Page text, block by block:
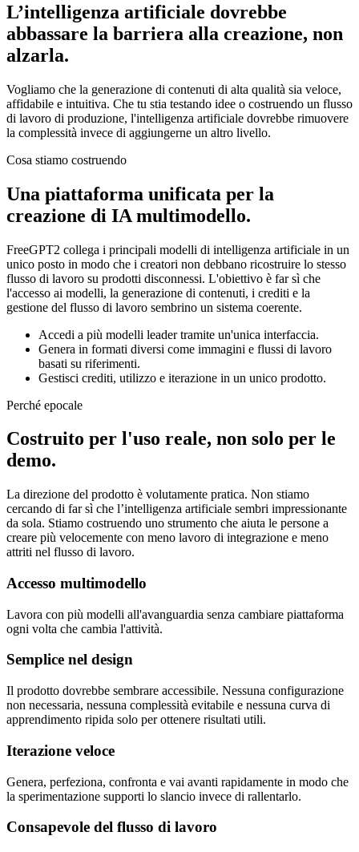
L’intelligenza artificiale dovrebbe
abbassare la barriera alla creazione, non
alzarla.
Vogliamo che la generazione di contenuti di alta qualità sia veloce,
affidabile e intuitiva. Che tu stia testando idee o costruendo un flusso
di lavoro di produzione, l'intelligenza artificiale dovrebbe rimuovere
la complessità invece di aggiungerne un altro livello.
Cosa stiamo costruendo
Una piattaforma unificata per la
creazione di IA multimodello.
FreeGPT2 collega i principali modelli di intelligenza artificiale in un
unico posto in modo che i creatori non debbano ricostruire lo stesso
flusso di lavoro su prodotti disconnessi. L'obiettivo è far sì che
l'accesso ai modelli, la generazione di contenuti, i crediti e la
gestione del flusso di lavoro sembrino un sistema coerente.
Accedi a più modelli leader tramite un'unica interfaccia.
Genera in formati diversi come immagini e flussi di lavoro
basati su riferimenti.
Gestisci crediti, utilizzo e iterazione in un unico prodotto.
Perché epocale
Costruito per l'uso reale, non solo per le
demo.
La direzione del prodotto è volutamente pratica. Non stiamo
cercando di far sì che l’intelligenza artificiale sembri impressionante
da sola. Stiamo costruendo uno strumento che aiuta le persone a
creare più velocemente con meno lavoro di integrazione e meno
attriti nel flusso di lavoro.
Accesso multimodello
Lavora con più modelli all'avanguardia senza cambiare piattaforma
ogni volta che cambia l'attività.
Semplice nel design
Il prodotto dovrebbe sembrare accessibile. Nessuna configurazione
non necessaria, nessuna complessità evitabile e nessuna curva di
apprendimento ripida solo per ottenere risultati utili.
Iterazione veloce
Genera, perfeziona, confronta e vai avanti rapidamente in modo che
la sperimentazione supporti lo slancio invece di rallentarlo.
Consapevole del flusso di lavoro